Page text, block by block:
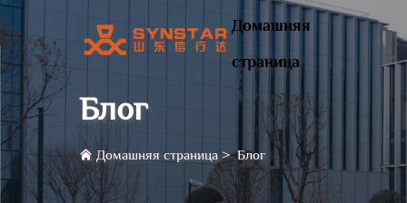
Домашняя
страница
Блог
Домашняя страница >Блог